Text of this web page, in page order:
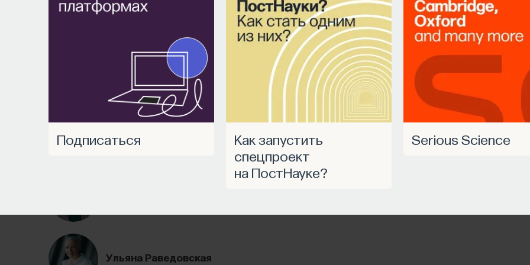
Подписаться
Как запустить
спецпроект
на ПостНауке?
Serious Science
инвесторами и изобретателями. За десятки эпизодов Ивар обсудил большие языковые модели
вместе с Михаилом Бурцевым, цифровые данные в фармацевтике с Ириной Ефименко,
агротехнологии с Михаилом Тавером и много других тем — от коучинга до фармакогенетики.
В будущих выпусках их список будет только расширяться — слушайте подкаст на
Apple Podcasts VK
Ульяна Раведовская